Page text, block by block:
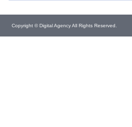
Copyright © Digital Agency All Rights Reserved.